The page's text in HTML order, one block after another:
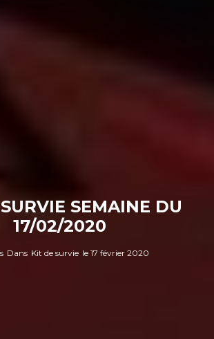
SEMAINE DU
17/02/2020
Dans Kit de survie le 17 février 2020